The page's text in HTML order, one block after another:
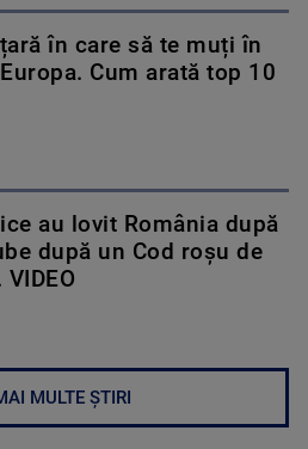
în care să te muți în
Cum arată top 10
au lovit România după
după un Cod roşu de
MULTE ȘTIRI